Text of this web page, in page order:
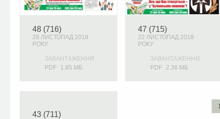
48 (716)
28 ЛИСТОПАД 2018
РОКУ
ЗАВАНТАЖЕННЯ
PDF
1.85 МБ
47 (715)
22 ЛИСТОПАД 2018
РОКУ
ЗАВАНТАЖЕННЯ
PDF
2.36 МБ
43 (711)